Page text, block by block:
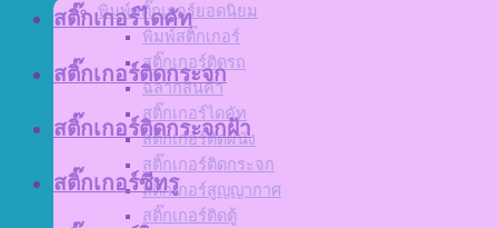
พิมพ์สติ๊กเกอร์ยอดนิยม
พิมพ์สติ๊กเกอร์
สติ๊กเกอร์ติดรถ
ฉลากสินค้า
สติ๊กเกอร์ไดคัท
สติ๊กเกอร์ติดผนัง
สติ๊กเกอร์ติดกระจก
สติ๊กเกอร์สูญญากาศ
สติ๊กเกอร์ติดตู้
สติ๊กเกอร์ไดคัท
สติ๊กเกอร์ติดกระจก
สติ๊กเกอร์ติดกระจกฝ้า
สติ๊กเกอร์ซีทรู